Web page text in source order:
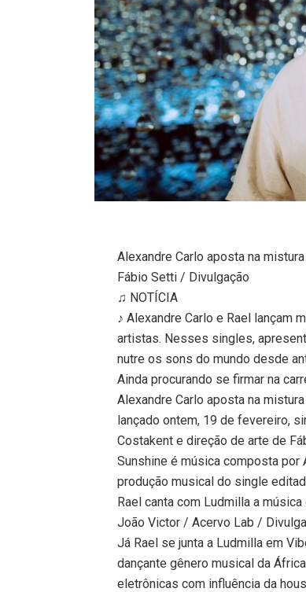
Alexandre Carlo aposta na
Fábio Setti / Divulgação
♫ NOTÍCIA
♪ Alexandre Carlo e Rael
artistas. Nesses singles,
nutre os sons do mundo desde
Ainda procurando se firmar na
Alexandre Carlo aposta na
lançado ontem, 19 de fevereiro,
Costakent e direção de arte de
Sunshine é música composta por
produção musical do single
Rael canta com Ludmilla a
João Victor / Acervo Lab /
Já Rael se junta a Ludmilla em
dançante gênero musical da
eletrônicas com influência da